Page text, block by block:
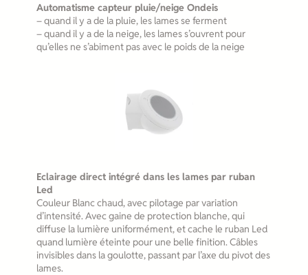
Automatisme capteur pluie/neige Ondeis
– quand il y a de la pluie, les lames se ferment
– quand il y a de la neige, les lames s’ouvrent pour
qu’elles ne s’abiment pas avec le poids de la neige
Eclairage direct intégré dans les lames par ruban
Led
Couleur Blanc chaud, avec pilotage par variation
d’intensité. Avec gaine de protection blanche, qui
diffuse la lumière uniformément, et cache le ruban Led
quand lumière éteinte pour une belle finition. Câbles
invisibles dans la goulotte, passant par l’axe du pivot des
lames.